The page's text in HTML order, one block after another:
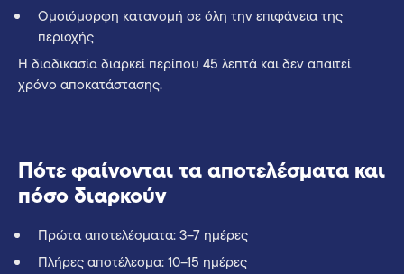
Ομοιόμορφη κατανομή σε όλη την επιφάνεια της
περιοχής
Η διαδικασία διαρκεί περίπου 45 λεπτά και δεν απαιτεί
χρόνο αποκατάστασης.
Πότε φαίνονται τα αποτελέσματα και
πόσο διαρκούν
Πρώτα αποτελέσματα: 3–7 ημέρες
Πλήρες αποτέλεσμα: 10–15 ημέρες